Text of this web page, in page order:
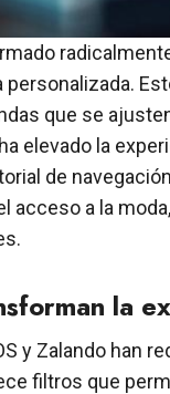
que se
elevado la
de
a la
la
y Zalando han
filtros que